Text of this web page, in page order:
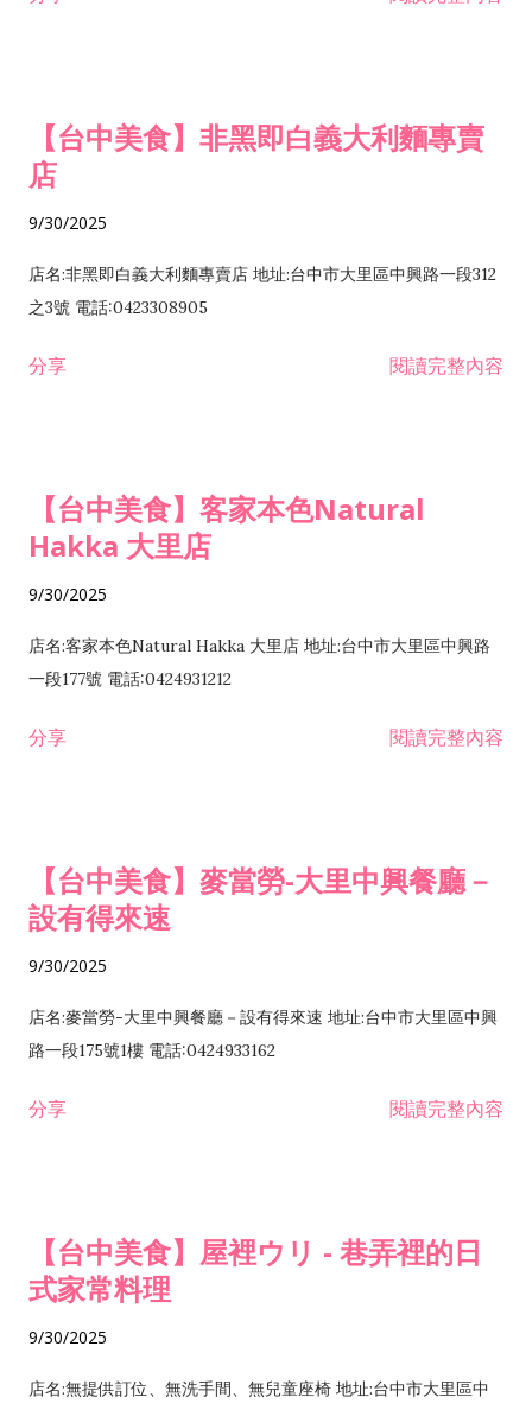
【台中美食】非黑即白義大利麵專賣
店
9/30/2025
店名:非黑即白義大利麵專賣店 地址:台中市大里區中興路一段312
之3號 電話:0423308905
分享 閱讀完整內容
【台中美食】客家本色Natural
Hakka 大里店
9/30/2025
店名:客家本色Natural Hakka 大里店 地址:台中市大里區中興路
一段177號 電話:0424931212
分享 閱讀完整內容
【台中美食】麥當勞-大里中興餐廳－
設有得來速
9/30/2025
店名:麥當勞-大里中興餐廳－設有得來速 地址:台中市大里區中興
路一段175號1樓 電話:0424933162
分享 閱讀完整內容
【台中美食】屋裡ウリ - 巷弄裡的日
式家常料理
9/30/2025
店名:無提供訂位、無洗手間、無兒童座椅 地址:台中市大里區中